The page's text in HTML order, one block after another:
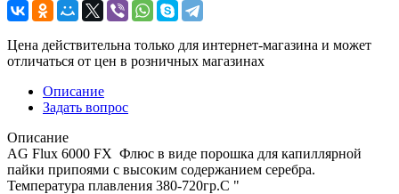
Цена действительна только для интернет-магазина и может
отличаться от цен в розничных магазинах
Описание
Задать вопрос
Описание
AG Flux 6000 FX Флюс в виде порошка для капиллярной
пайки припоями с высоким содержанием серебра.
Температура плавления 380-720гр.С "